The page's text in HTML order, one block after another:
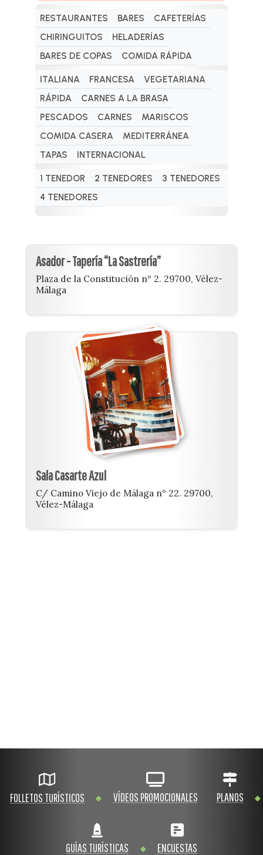
RESTAURANTES BARES
CAFETERÍAS
CHIRINGUITOS
HELADERÍAS
BARES DE COPAS
COMIDA RÁPIDA
ITALIANA FRANCESA
VEGETARIANA
RÁPIDA
CARNES A LA BRASA
PESCADOS
CARNES
MARISCOS
COMIDA CASERA
MEDITERRÁNEA
TAPAS
INTERNACIONAL
1 TENEDOR 2 TENEDORES
3 TENEDORES
4 TENEDORES
Asador - Tapería “La Sastrería”
Plaza de la Constitución nº 2. 29700, Vélez-
Málaga
Sala Casarte Azul
C/ Camino Viejo de Málaga nº 22. 29700,
Vélez-Málaga
FOLLETOS TURÍSTICOS VÍDEOS PROMOCIONALES PLANOS
GUÍAS TURÍSTICAS ENCUESTAS